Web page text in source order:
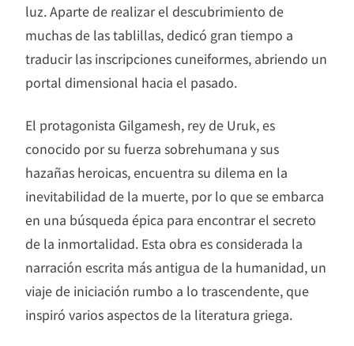
luz. Aparte de realizar el descubrimiento de
muchas de las tablillas, dedicó gran tiempo a
traducir las inscripciones cuneiformes, abriendo un
portal dimensional hacia el pasado.
El protagonista Gilgamesh, rey de Uruk, es
conocido por su fuerza sobrehumana y sus
hazañas heroicas, encuentra su dilema en la
inevitabilidad de la muerte, por lo que se embarca
en una búsqueda épica para encontrar el secreto
de la inmortalidad. Esta obra es considerada la
narración escrita más antigua de la humanidad, un
viaje de iniciación rumbo a lo trascendente, que
inspiró varios aspectos de la literatura griega.